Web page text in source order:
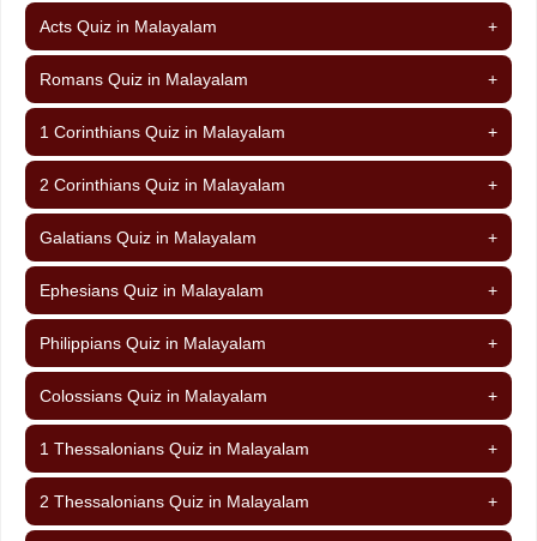
Acts Quiz in Malayalam +
Romans Quiz in Malayalam +
1 Corinthians Quiz in Malayalam +
2 Corinthians Quiz in Malayalam +
Galatians Quiz in Malayalam +
Ephesians Quiz in Malayalam +
Philippians Quiz in Malayalam +
Colossians Quiz in Malayalam +
1 Thessalonians Quiz in Malayalam +
2 Thessalonians Quiz in Malayalam +